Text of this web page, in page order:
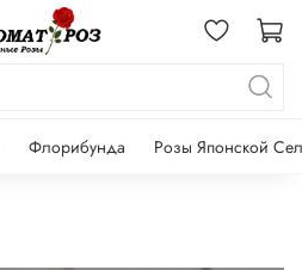
Флорибунда Розы Японской